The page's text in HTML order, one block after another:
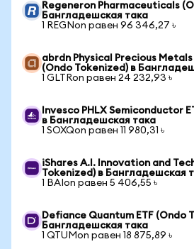
Regeneron Pharmaceuticals
Бангладешская така
1 REGNon равен 96 346,27 ৳
abrdn Physical Precious Metals
(Ondo Tokenized) в
1 GLTRon равен 24 232,93 ৳
Invesco PHLX Semiconductor
в Бангладешская така
1 SOXQon равен 11 980,31 ৳
iShares A.I. Innovation and
Tokenized) в Бангладешская
1 BAIon равен 5 406,55 ৳
Defiance Quantum ETF (Ondo
Бангладешская така
1 QTUMon равен 18 875,89 ৳